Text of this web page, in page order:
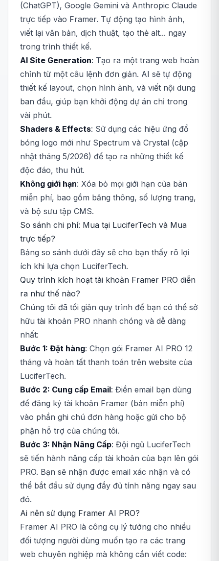
(ChatGPT), Google Gemini và Anthropic Claude
trực tiếp vào Framer. Tự động tạo hình ảnh,
viết lại văn bản, dịch thuật, tạo thẻ alt... ngay
trong trình thiết kế.
AI Site Generation: Tạo ra một trang web hoàn
chỉnh từ một câu lệnh đơn giản. AI sẽ tự động
thiết kế layout, chọn hình ảnh, và viết nội dung
ban đầu, giúp bạn khởi động dự án chỉ trong
vài phút.
Shaders & Effects: Sử dụng các hiệu ứng đổ
bóng logo mới như Spectrum và Crystal (cập
nhật tháng 5/2026) để tạo ra những thiết kế
độc đáo, thu hút.
Không giới hạn: Xóa bỏ mọi giới hạn của bản
miễn phí, bao gồm băng thông, số lượng trang,
và bộ sưu tập CMS.
So sánh chi phí: Mua tại LuciferTech và Mua
trực tiếp?
Bảng so sánh dưới đây sẽ cho bạn thấy rõ lợi
ích khi lựa chọn LuciferTech.
Quy trình kích hoạt tài khoản Framer PRO diễn
ra như thế nào?
Chúng tôi đã tối giản quy trình để bạn có thể sở
hữu tài khoản PRO nhanh chóng và dễ dàng
nhất:
Bước 1: Đặt hàng: Chọn gói Framer AI PRO 12
tháng và hoàn tất thanh toán trên website của
LuciferTech.
Bước 2: Cung cấp Email: Điền email bạn dùng
để đăng ký tài khoản Framer (bản miễn phí)
vào phần ghi chú đơn hàng hoặc gửi cho bộ
phận hỗ trợ của chúng tôi.
Bước 3: Nhận Nâng Cấp: Đội ngũ LuciferTech
sẽ tiến hành nâng cấp tài khoản của bạn lên gói
PRO. Bạn sẽ nhận được email xác nhận và có
thể bắt đầu sử dụng đầy đủ tính năng ngay sau
đó.
Ai nên sử dụng Framer AI PRO?
Framer AI PRO là công cụ lý tưởng cho nhiều
đối tượng người dùng muốn tạo ra các trang
web chuyên nghiệp mà không cần viết code: